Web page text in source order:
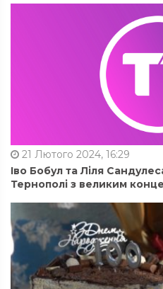
21 Лютого 2024, 16:29
Іво Бобул та Ліля
Тернополі з великим